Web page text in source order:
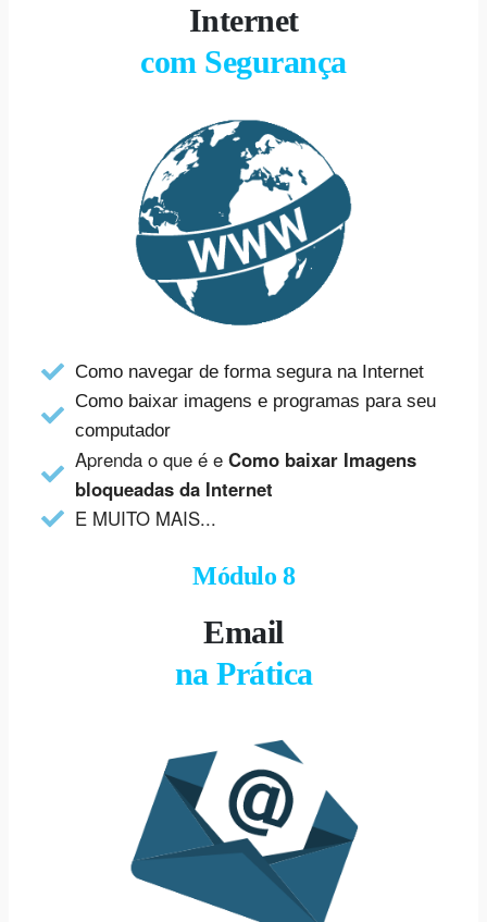
Internet
com Segurança
Como navegar de forma segura na Internet
Como baixar imagens e programas para seu
computador
Aprenda o que é eComo baixar Imagens
bloqueadas da Internet
E MUITO MAIS...
Módulo 8
Email
na Prática